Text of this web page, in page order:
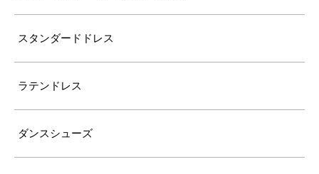
スタンダードドレス
ラテンドレス
ダンスシューズ